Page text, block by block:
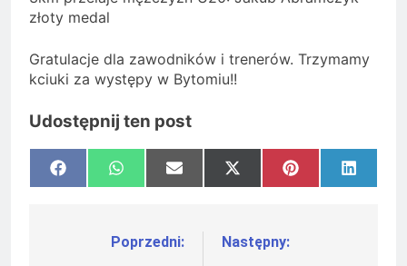
złoty medal
Gratulacje dla zawodników i trenerów. Trzymamy
kciuki za występy w Bytomiu!!
Udostępnij ten post
Share
on
FacebookShare
on
WhatsAppShare
on
Email
Share
on
X
(Twitter)
Share
on
PinterestShare
on
NawigacjaPoprzedni:
Następny: